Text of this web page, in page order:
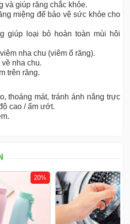
và giúp răng chắc khỏe.
miệng để bảo vệ sức khỏe cho
giúp loại bỏ hoàn toàn mùi hôi
nha chu (viêm ổ răng).
nha chu.
trên răng.
thoáng mát, tránh ánh nắng trực
cao / ẩm ướt.
13%